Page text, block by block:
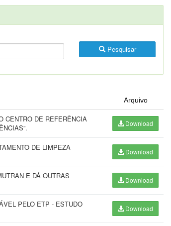
Pesquisar
Arquivo
CENTRO DE REFERÊNCIA
Download
DE LIMPEZA
Download
E DÁ OUTRAS
Download
PELO ETP - ESTUDO
Download